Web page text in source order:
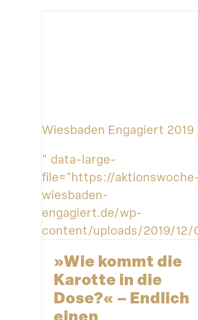
Wiesbaden Engagiert 2019
" data-large-
file="https://
wiesbaden-
engagiert.de/wp-
content/uploads/2019/12/
»Wie kommt die
Karotte in die
Dose?« – Endlich
einen